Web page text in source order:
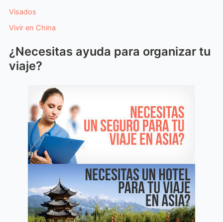
Visados
Vivir en China
¿Necesitas ayuda para organizar tu
viaje?